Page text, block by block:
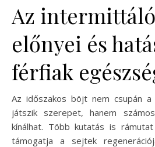
Az
előnyei és
férfiak
Az időszakos böjt nem csupán a
játszik szerepet, hanem
kínálhat. Több kutatás is
támogatja a sejtek